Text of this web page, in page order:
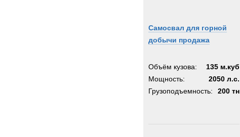
Самосвал для горной
добычи продажа
Объём кузова:
135 м.куб
Мощность:
2050 л.с.
Грузоподъемность:
200 тн